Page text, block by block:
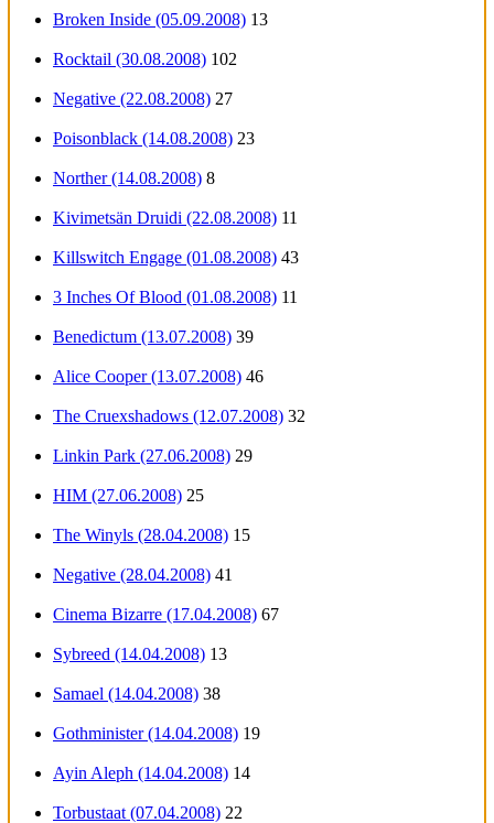
Broken Inside (05.09.2008) 13
Rocktail (30.08.2008) 102
Negative (22.08.2008) 27
Poisonblack (14.08.2008) 23
Norther (14.08.2008) 8
Kivimetsän Druidi (22.08.2008) 11
Killswitch Engage (01.08.2008) 43
3 Inches Of Blood (01.08.2008) 11
Benedictum (13.07.2008) 39
Alice Cooper (13.07.2008) 46
The Cruexshadows (12.07.2008) 32
Linkin Park (27.06.2008) 29
HIM (27.06.2008) 25
The Winyls (28.04.2008) 15
Negative (28.04.2008) 41
Cinema Bizarre (17.04.2008) 67
Sybreed (14.04.2008) 13
Samael (14.04.2008) 38
Gothminister (14.04.2008) 19
Ayin Aleph (14.04.2008) 14
Torbustaat (07.04.2008) 22